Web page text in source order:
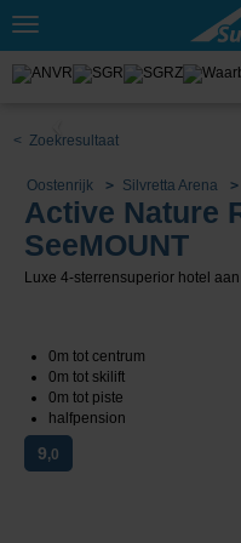
Toggle
< Zoekresultaat
Oostenrijk Silvretta Arena
Active Nature
SeeMOUNT
Luxe 4-sterrensuperior hotel
0m tot centrum
0m tot skilift
0m tot piste
halfpension
9,0